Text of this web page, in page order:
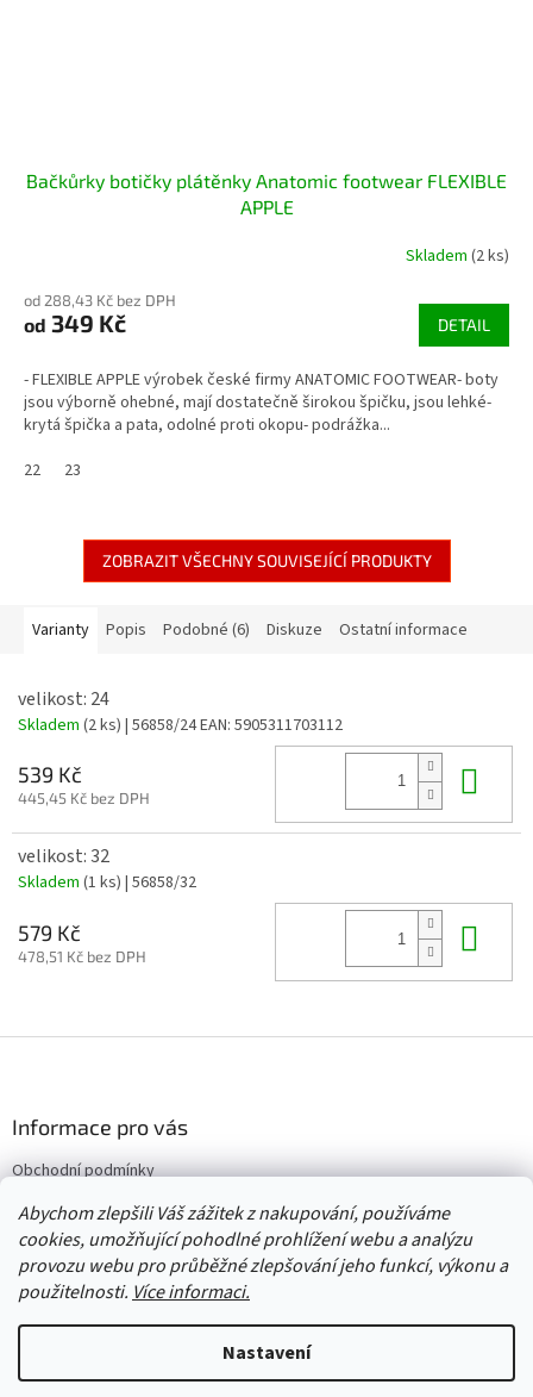
Abychom zlepšili Váš zážitek z nakupování, používáme
cookies, umožňující pohodlné prohlížení webu a analýzu
provozu webu pro průběžné zlepšování jeho funkcí, výkonu a
použitelnosti. Více informaci.
Nastavení
Bačkůrky botičky plátěnky Anatomic footwear FLEXIBLE
APPLE
Skladem (2 ks)
od 288,43 Kč bez DPH
od 349 Kč DETAIL
- FLEXIBLE APPLE výrobek české firmy ANATOMIC FOOTWEAR- boty
jsou výborně ohebné, mají dostatečně širokou špičku, jsou lehké-
krytá špička a pata, odolné proti okopu- podrážka...
22
23
ZOBRAZIT VŠECHNY SOUVISEJÍCÍ PRODUKTY
Varianty Popis Podobné (6) Diskuze Ostatní informace
velikost: 24
Skladem (2 ks) | 56858/24EAN: 5905311703112
539 Kč
445,45 Kč bez DPH
velikost: 32
Skladem (1 ks) | 56858/32
579 Kč
478,51 Kč bez DPH
í
Informace pro vás
Obchodní podmínky
Vrácení/výměna/reklamace
Velkoobchod